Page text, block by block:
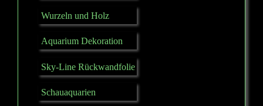
Wurzeln und Holz
Aquarium Dekoration
Sky-Line Rückwandfolie
Schauaquarien